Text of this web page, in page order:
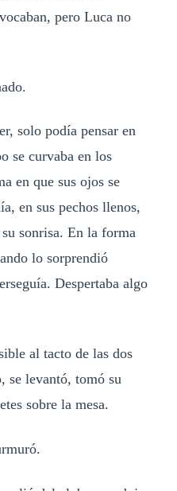
pero Luca no
solo podía pensar en
se curvaba en los
en que sus ojos se
en sus pechos llenos,
su sonrisa. En la forma
lo sorprendió
Despertaba algo
al tacto de las dos
se levantó, tomó su
sobre la mesa.